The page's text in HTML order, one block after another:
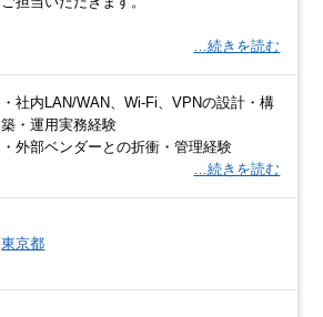
…続きを読む
・社内LAN/WAN、Wi-Fi、VPNの設計・構
築・運用実務経験
・外部ベンダーとの折衝・管理経験
…続きを読む
東京都